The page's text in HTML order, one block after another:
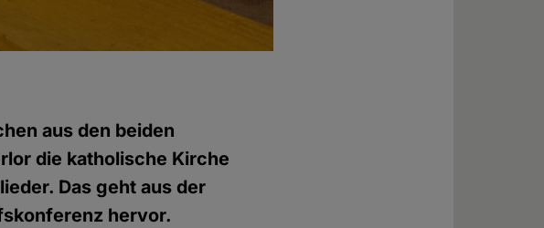
aus den beiden
die katholische Kirche
Das geht aus der
hervor.